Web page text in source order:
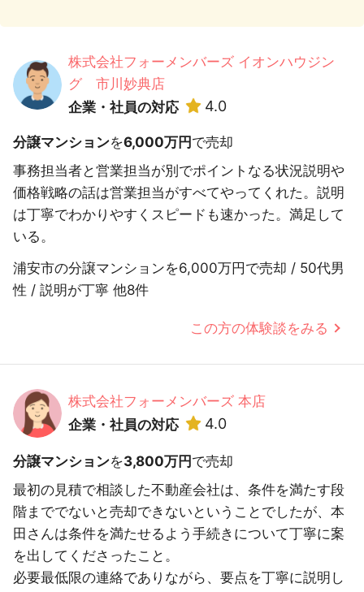
株式会社フォーメンバーズ イオンハウジン
グ 市川妙典店
企業・社員の対応
4.0
分譲マンションを6,000万円で売却
事務担当者と営業担当が別でポイントなる状況説明や
価格戦略の話は営業担当がすべてやってくれた。説明
は丁寧でわかりやすくスピードも速かった。満足して
いる。
浦安市の分譲マンションを6,000万円で売却 / 50代男
性 / 説明が丁寧 他8件
この方の体験談をみる
株式会社フォーメンバーズ 本店
企業・社員の対応
4.0
分譲マンションを3,800万円 で売却
最初の見積で相談した不動産会社は、条件を満たす段
階まででないと売却できないということでしたが、本
田さんは条件を満たせるよう手続きについて丁寧に案
を出してくださったこと。
必要最低限の連絡でありながら、要点を丁寧に説明し